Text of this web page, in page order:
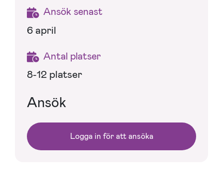
Ansök senast
6 april
Antal platser
8-12 platser
Ansök
Logga in för att ansöka